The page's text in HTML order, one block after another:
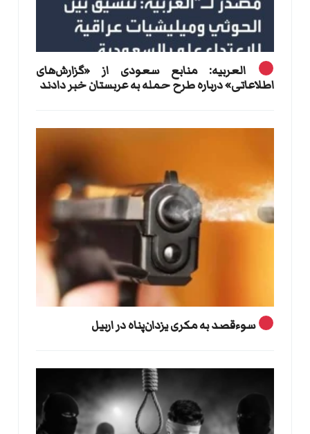
العربیه: منابع سعودی از «گزارش‌های
اطلاعاتی» درباره طرح حمله به عربستان خبر دادند
سوءقصد به مکری یزدان‌پناه در اربیل